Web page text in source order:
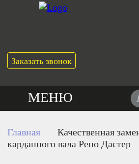
Заказать звонок
МЕНЮ
Главная
Качественная
карданного вала Рено Дастер